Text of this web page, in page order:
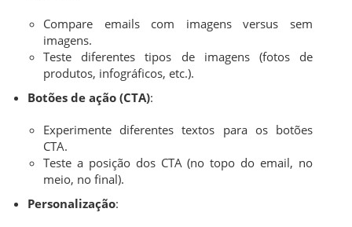
Compare emails com imagens versus sem
imagens.
Teste diferentes tipos de imagens (fotos de
produtos, infográficos, etc.).
Botões de ação (CTA):
Experimente diferentes textos para os botões
CTA.
Teste a posição dos CTA (no topo do email, no
meio, no final).
Personalização: